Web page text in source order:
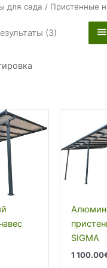
для сада / Пристенные
(3)
SIGMA
1 100.00